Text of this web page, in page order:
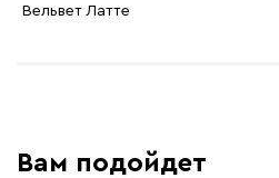
Вельвет Латте
Вам подойдет